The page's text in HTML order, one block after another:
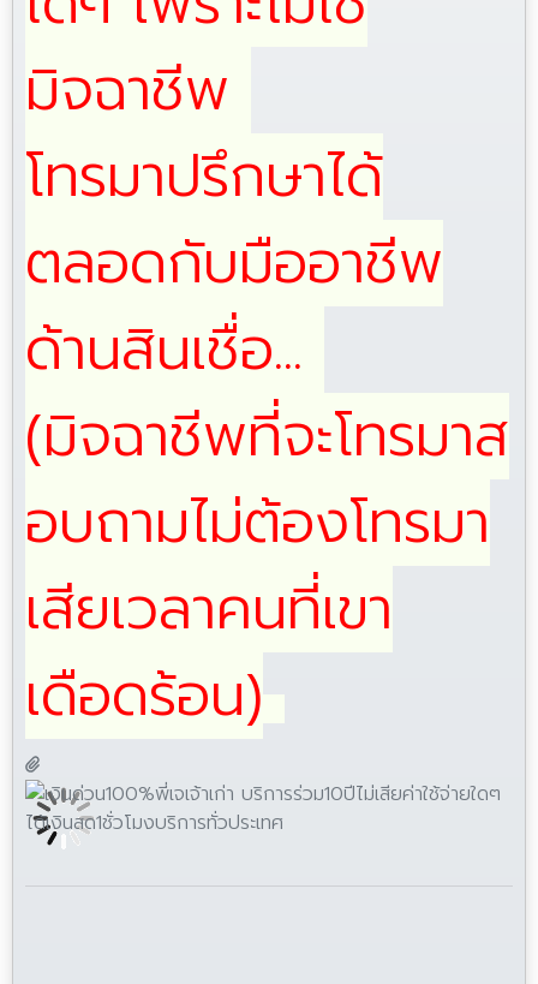
มิจฉาชีพ
โทรมาปรึกษาได้
ตลอดกับมืออาชีพ
ด้านสินเชื่อ...
(มิจฉาชีพที่จะโทรมาส
อบถามไม่ต้องโทรมา
เสียเวลาคนที่เขา
เดือดร้อน)